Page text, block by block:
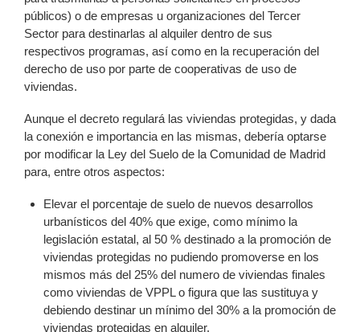
públicos) o de empresas u organizaciones del Tercer
Sector para destinarlas al alquiler dentro de sus
respectivos programas, así como en la recuperación del
derecho de uso por parte de cooperativas de uso de
viviendas.
Aunque el decreto regulará las viviendas protegidas, y dada
la conexión e importancia en las mismas, debería optarse
por modificar la Ley del Suelo de la Comunidad de Madrid
para, entre otros aspectos:
Elevar el porcentaje de suelo de nuevos desarrollos
urbanísticos del 40% que exige, como mínimo la
legislación estatal, al 50 % destinado a la promoción de
viviendas protegidas no pudiendo promoverse en los
mismos más del 25% del numero de viviendas finales
como viviendas de VPPL o figura que las sustituya y
debiendo destinar un mínimo del 30% a la promoción de
viviendas protegidas en alquiler.